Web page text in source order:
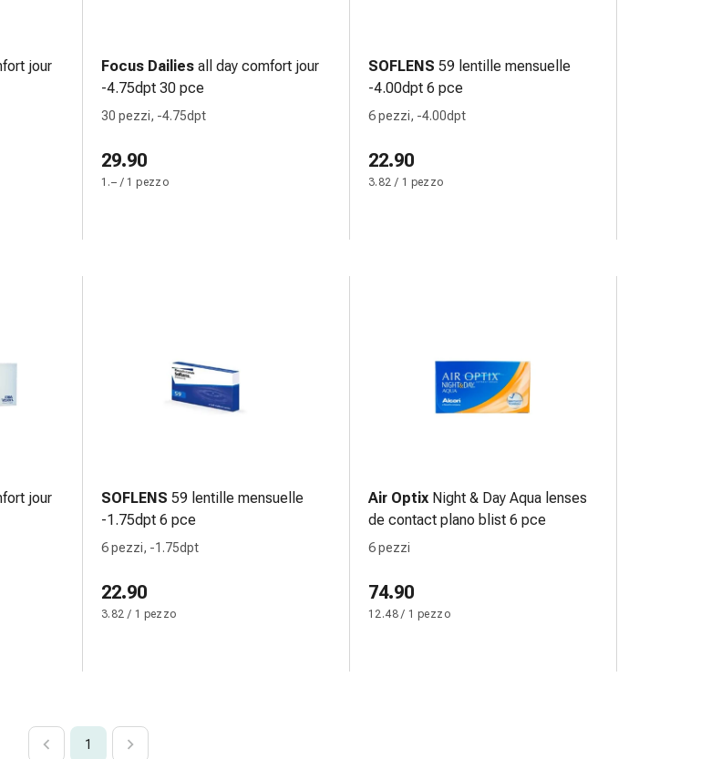
jour
Focus Dailies all day comfort jour
-4.75dpt 30 pce
30 pezzi, -4.75dpt
29.90
1.– / 1 pezzo
SOFLENS 59 lentille mensuelle
-4.00dpt 6 pce
6 pezzi, -4.00dpt
22.90
3.82 / 1 pezzo
jour
SOFLENS 59 lentille mensuelle
-1.75dpt 6 pce
6 pezzi, -1.75dpt
22.90
3.82 / 1 pezzo
Air Optix Night & Day Aqua lenses
de contact plano blist 6 pce
6 pezzi
74.90
12.48 / 1 pezzo
1